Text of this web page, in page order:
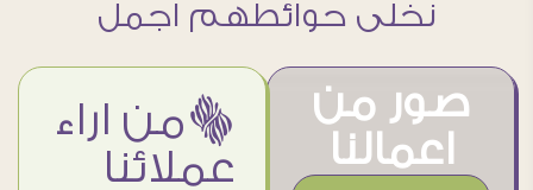
نخلى حوائطهم اجمل
صور من
اعمالنا
ëمن اراء
عملائنا